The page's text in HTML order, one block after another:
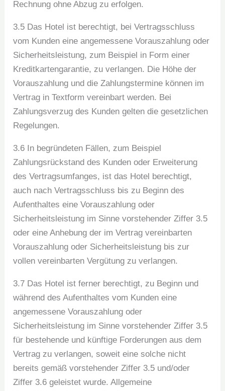
Rechnung ohne Abzug zu erfolgen.
3.5 Das Hotel ist berechtigt, bei Vertragsschluss
vom Kunden eine angemessene Vorauszahlung oder
Sicherheitsleistung, zum Beispiel in Form einer
Kreditkartengarantie, zu verlangen. Die Höhe der
Vorauszahlung und die Zahlungstermine können im
Vertrag in Textform vereinbart werden. Bei
Zahlungsverzug des Kunden gelten die gesetzlichen
Regelungen.
3.6 In begründeten Fällen, zum Beispiel
Zahlungsrückstand des Kunden oder Erweiterung
des Vertragsumfanges, ist das Hotel berechtigt,
auch nach Vertragsschluss bis zu Beginn des
Aufenthaltes eine Vorauszahlung oder
Sicherheitsleistung im Sinne vorstehender Ziffer 3.5
oder eine Anhebung der im Vertrag vereinbarten
Vorauszahlung oder Sicherheitsleistung bis zur
vollen vereinbarten Vergütung zu verlangen.
3.7 Das Hotel ist ferner berechtigt, zu Beginn und
während des Aufenthaltes vom Kunden eine
angemessene Vorauszahlung oder
Sicherheitsleistung im Sinne vorstehender Ziffer 3.5
für bestehende und künftige Forderungen aus dem
Vertrag zu verlangen, soweit eine solche nicht
bereits gemäß vorstehender Ziffer 3.5 und/oder
Ziffer 3.6 geleistet wurde. Allgemeine